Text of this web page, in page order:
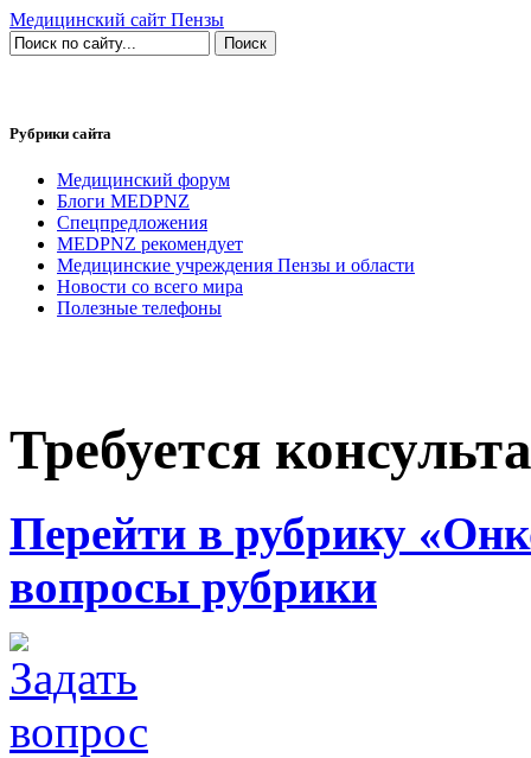
Медицинский сайт Пензы
Рубрики сайта
Медицинский форум
Блоги MEDPNZ
Спецпредложения
MEDPNZ рекомендует
Медицинские учреждения Пензы и области
Новости со всего мира
Полезные телефоны
Требуется
Перейти в рубрику
вопросы рубрики